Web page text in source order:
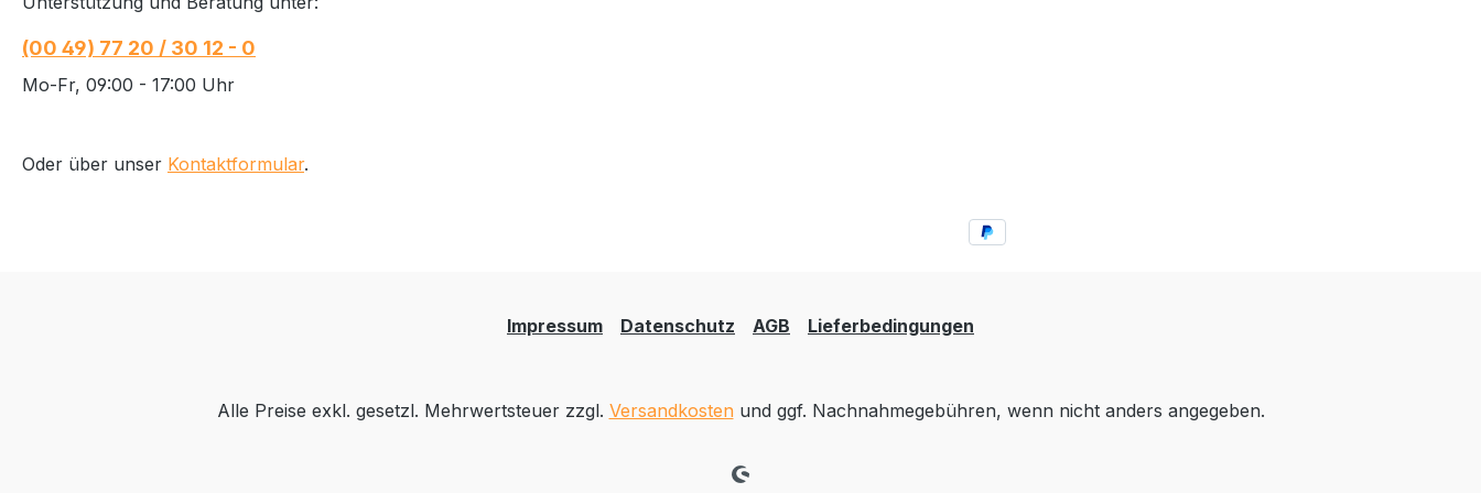
(00 49) 77 20 / 30 12 - 0
Mo-Fr, 09:00 - 17:00 Uhr
Oder über unser Kontaktformular.
Impressum Datenschutz AGB Lieferbedingungen
Alle Preise exkl. gesetzl. Mehrwertsteuer zzgl. Versandkosten und ggf. Nachnahmegebühren, wenn nicht anders angegeben.